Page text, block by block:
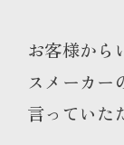
お客様から
スメーカー
言っていた